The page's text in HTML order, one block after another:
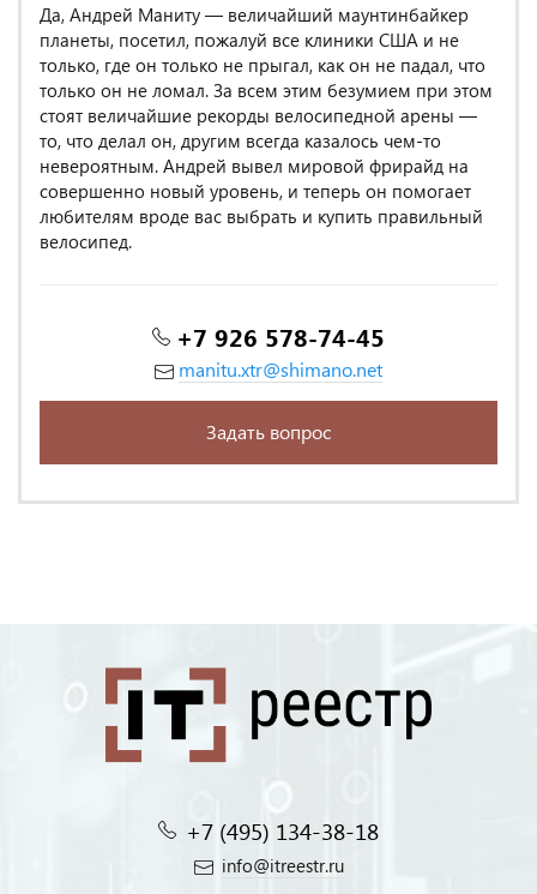
Да, Андрей Маниту — величайший маунтинбайкер
планеты, посетил, пожалуй все клиники США и не
только, где он только не прыгал, как он не падал, что
только он не ломал. За всем этим безумием при этом
стоят величайшие рекорды велосипедной арены —
то, что делал он, другим всегда казалось чем-то
невероятным. Андрей вывел мировой фрирайд на
совершенно новый уровень, и теперь он помогает
любителям вроде вас выбрать и купить правильный
велосипед.
+7 926 578-74-45
manitu.xtr@shimano.net
Задать вопрос
+7 (495) 134-38-18‬
info@itreestr.ru